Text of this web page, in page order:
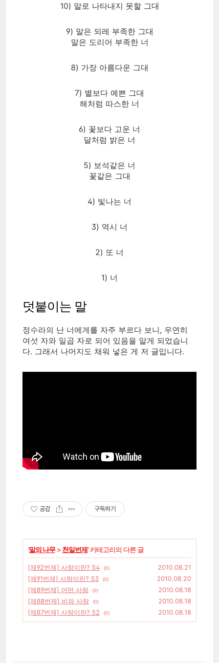
10) 말로 나타내지 못할 그대
9) 말은 되레 부족한 그대
말은 도리어 부족한 너
8) 가장 아름다운 그대
7) 별보다 예쁜 그대
해처럼 따스한 너
6) 꽃보다 고운 너
달처럼 밝은 너
5) 보석같은 너
꽃같은 그대
4) 빛나는 너
3) 역시 너
2) 또 너
1) 너
덧붙이는 말
정수라의 난 너에게를 자주 부르다 보니, 우연히
여섯 자와 일곱 자로 되어 있음을 알게 되었습니
다. 그래서 나머지도 채워 넣은 게 저 글입니다.
공감 구독하기
'말의 나무> 천일번제' 카테고리의 다른 글
[제92번제] 사랑이란? 54 (0)
2010.08.21
[제91번제] 사랑이란? 53
(0)
2010.08.20
[제89번제] 어떤 사랑
(0)
2010.08.18
[제88번제] 비와 사랑
(0)
2010.08.18
[제87번제] 사랑이란? 52
(0) 2010.08.18